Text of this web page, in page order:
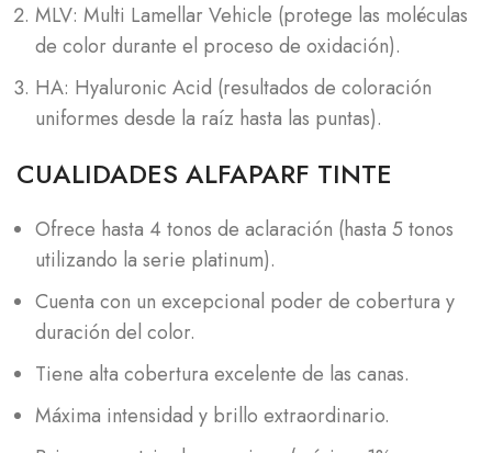
MLV: Multi Lamellar Vehicle (protege las moléculas
de color durante el proceso de oxidación).
HA: Hyaluronic Acid (resultados de coloración
uniformes desde la raíz hasta las puntas).
CUALIDADES ALFAPARF TINTE
Ofrece hasta 4 tonos de aclaración (hasta 5 tonos
utilizando la serie platinum).
Cuenta con un excepcional poder de cobertura y
duración del color.
Tiene alta cobertura excelente de las canas.
Máxima intensidad y brillo extraordinario.